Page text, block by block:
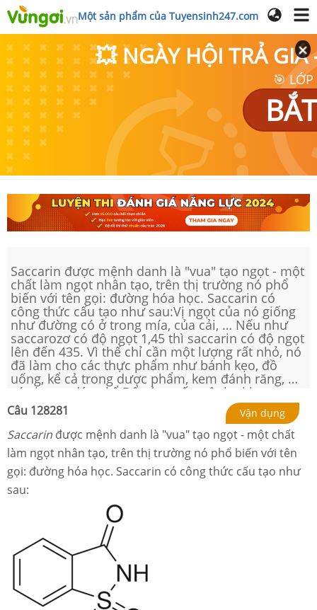
Một sản phẩm của Tuyensinh247.com
💥 NGÀY HỘI TRẢ GIÁ
🎯
Saccarin được mệnh danh là "vua" tạo ngọt - một
chất làm ngọt nhân tạo, trên thị trường nó phổ
biến với tên gọi: đường hóa học. Saccarin có
công thức cấu tạo như sau:Vị ngọt của nó giống
như đường có ở trong mía, của cải, … Nếu như
saccarozơ có độ ngọt 1,45 thì saccarin có độ ngọt
lên đến 435. Vì thế chỉ cần một lượng rất nhỏ, nó
đã làm cho các thực phẩm như bánh kẹo, đồ
uống, kể cả trong dược phẩm, kem đánh răng, …
có vị ngọt đáng kể.Để sản xuất một loại kẹo,
người ta dùng 20 gam saccarozơ cho 1 kg kẹo.
Hỏi nếu dùng 10 gam saccarin thì sẽ làm ra được
bao nhiêu kg kẹo có độ ngọt tương đương với
loại kẹo trên?
Câu 128281 Vận dụng
Saccarin được mệnh danh là "vua" tạo ngọt - một chất
làm ngọt nhân tạo, trên thị trường nó phổ biến với tên
gọi: đường hóa học. Saccarin có công thức cấu tạo như
sau: